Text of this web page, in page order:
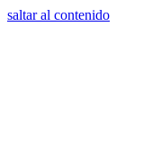
saltar al contenido